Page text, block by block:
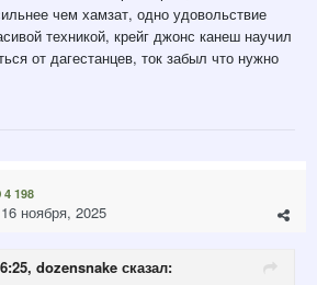
чем хамзат, одно удовольствие
техникой, крейг джонс канеш научил
от дагестанцев, ток забыл что нужно
4 198
16 ноября, 2025
dozensnake сказал: